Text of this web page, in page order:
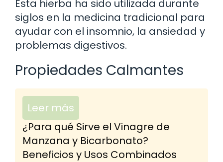
Esta hierba ha sido utilizada durante
siglos en la medicina tradicional para
ayudar con el insomnio, la ansiedad y
problemas digestivos.
Propiedades Calmantes
Leer más
¿Para qué Sirve el Vinagre de
Manzana y Bicarbonato?
Beneficios y Usos Combinados